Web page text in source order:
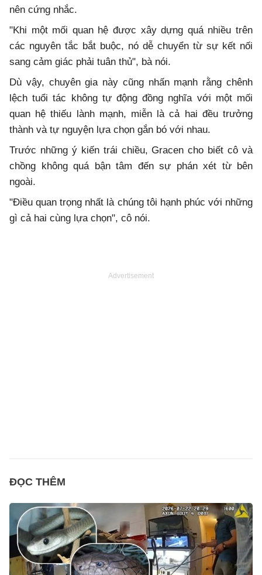
nên cứng nhắc.
"Khi một mối quan hệ được xây dựng quá nhiều trên
các nguyên tắc bắt buộc, nó dễ chuyển từ sự kết nối
sang cảm giác phải tuân thủ", bà nói.
Dù vậy, chuyên gia này cũng nhấn mạnh rằng chênh
lệch tuổi tác không tự động đồng nghĩa với một mối
quan hệ thiếu lành mạnh, miễn là cả hai đều trưởng
thành và tự nguyện lựa chọn gắn bó với nhau.
Trước những ý kiến trái chiều, Gracen cho biết cô và
chồng không quá bận tâm đến sự phán xét từ bên
ngoài.
"Điều quan trọng nhất là chúng tôi hạnh phúc với những
gì cả hai cùng lựa chọn", cô nói.
Advertisement
ĐỌC THÊM